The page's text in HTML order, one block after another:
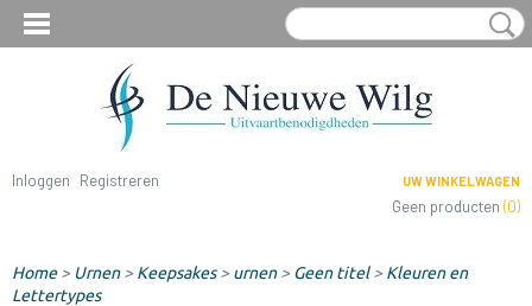
Inloggen Registreren UW WINKELWAGEN
Geen producten (0)
Home> Urnen>Keepsakes>urnen>Geen titel>Kleuren en
Lettertypes